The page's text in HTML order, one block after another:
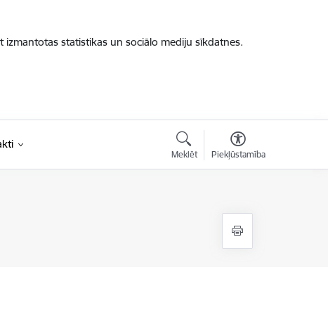
statistikas un sociālo mediju sīkdatnes.
Meklēt Piekļūstamība